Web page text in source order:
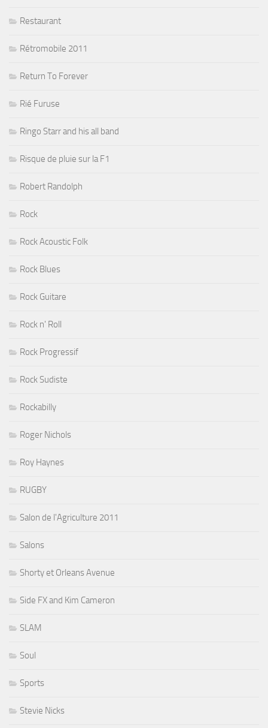
Restaurant
Rétromobile 2011
Return To Forever
Rié Furuse
Ringo Starr and his all band
Risque de pluie sur la F1
Robert Randolph
Rock
Rock Acoustic Folk
Rock Blues
Rock Guitare
Rock n' Roll
Rock Progressif
Rock Sudiste
Rockabilly
Roger Nichols
Roy Haynes
RUGBY
Salon de l'Agriculture 2011
Salons
Shorty et Orleans Avenue
Side FX and Kim Cameron
SLAM
Soul
Sports
Stevie Nicks